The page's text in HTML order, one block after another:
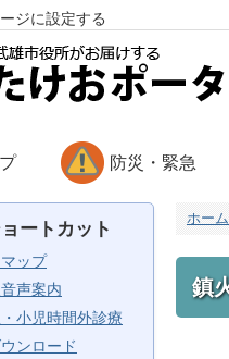
ジに設定する
防災・緊急
ートカット
ップ
声案内
小児時間外診療
ンロード
ホーム
鎮